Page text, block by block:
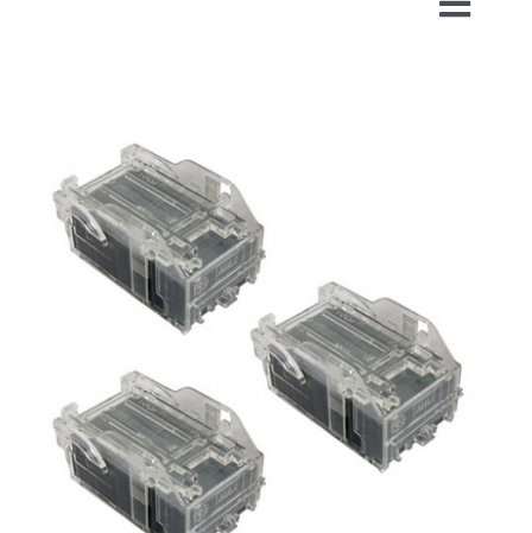
KOMPONENTE
PERIFERIJA
KABELI I KONEKTORI
MREŽNA OPREMA
POTROŠNI
POTROŠAČKA ELEKTRONIKA